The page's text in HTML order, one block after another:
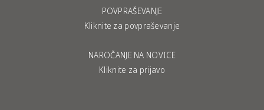
POVPRAŠEVANJE
Kliknite za povpraševanje
NAROČANJE NA NOVICE
Kliknite za prijavo